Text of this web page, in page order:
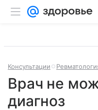
Консультации
Врач не
диагноз